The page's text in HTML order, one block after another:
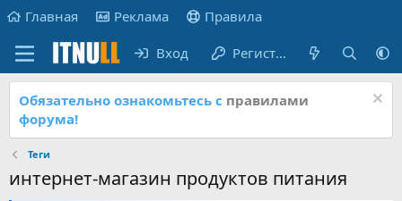
Главная Реклама Правила
Вход Регистрация
Обязательно ознакомьтесь с правилами
форума!
Теги
интернет-магазин продуктов питания